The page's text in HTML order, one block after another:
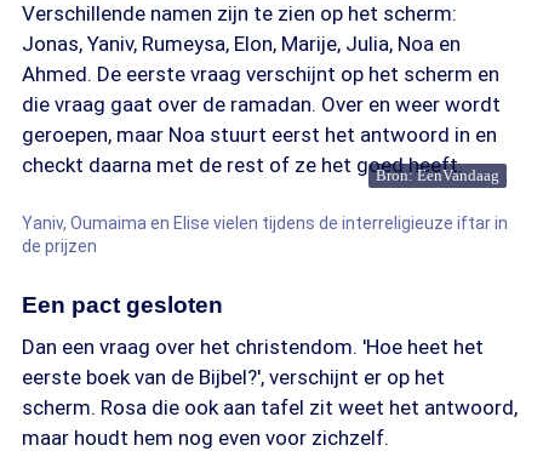
Verschillende namen zijn te zien op het scherm:
Jonas, Yaniv, Rumeysa, Elon, Marije, Julia, Noa en
Ahmed. De eerste vraag verschijnt op het scherm en
die vraag gaat over de ramadan. Over en weer wordt
geroepen, maar Noa stuurt eerst het antwoord in en
checkt daarna met de rest of ze het goed heeft.
Bron: EenVandaag
Yaniv, Oumaima en Elise vielen tijdens de interreligieuze iftar in
de prijzen
Een pact gesloten
Dan een vraag over het christendom. 'Hoe heet het
eerste boek van de Bijbel?', verschijnt er op het
scherm. Rosa die ook aan tafel zit weet het antwoord,
maar houdt hem nog even voor zichzelf.